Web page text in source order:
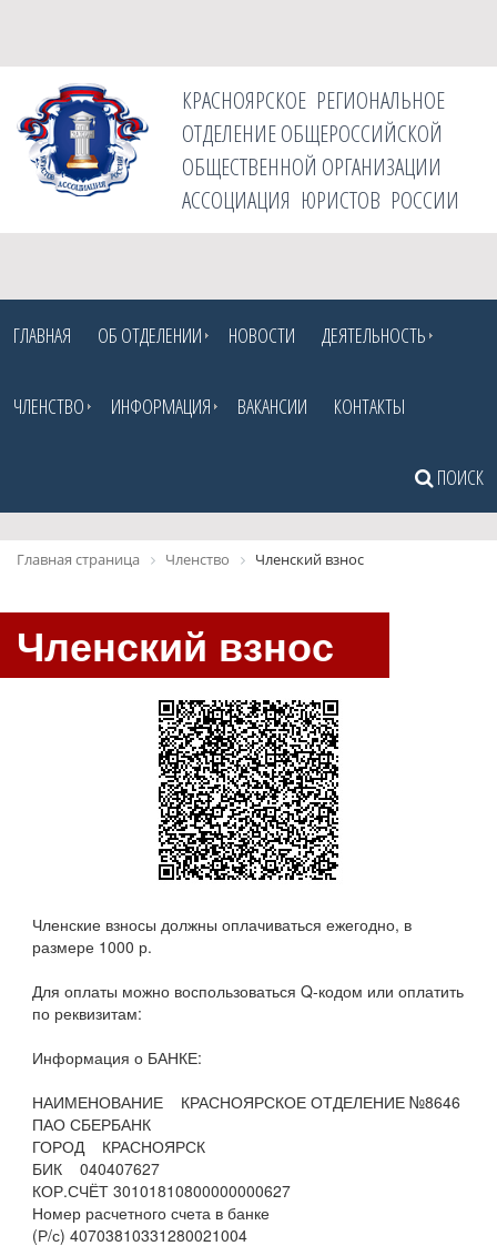
КРАСНОЯРСКОЕ РЕГИОНАЛЬНОЕ
ОТДЕЛЕНИЕ ОБЩЕРОССИЙСКОЙ
ОБЩЕСТВЕННОЙ ОРГАНИЗАЦИИ
АССОЦИАЦИЯ ЮРИСТОВ РОССИИ
ГЛАВНАЯ ОБ ОТДЕЛЕНИИ НОВОСТИ ДЕЯТЕЛЬНОСТЬ
ЧЛЕНСТВО ИНФОРМАЦИЯ ВАКАНСИИ КОНТАКТЫ
ПОИСК
Главная страница Членство Членский взнос
Членский взнос
Членские взносы должны оплачиваться ежегодно, в
размере 1000 р.
Для оплаты можно воспользоваться Q-кодом или оплатить
по реквизитам:
Информация о БАНКЕ:
НАИМЕНОВАНИЕ КРАСНОЯРСКОЕ ОТДЕЛЕНИЕ №8646
ПАО СБЕРБАНК
ГОРОД КРАСНОЯРСК
БИК 040407627
КОР.СЧЁТ 30101810800000000627
Номер расчетного счета в банке
(Р/с) 40703810331280021004